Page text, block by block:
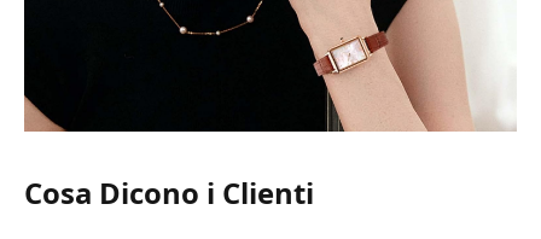
Cosa Dicono i Clienti